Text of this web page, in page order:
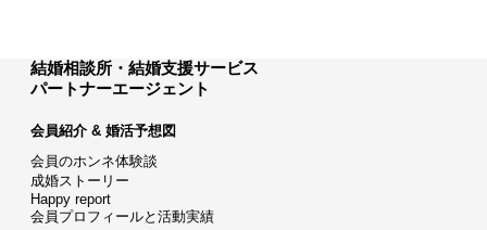
結婚相談所・結婚支援サービス
パートナーエージェント
会員紹介 & 婚活予想図
会員のホンネ体験談
成婚ストーリー
Happy report
会員プロフィールと活動実績